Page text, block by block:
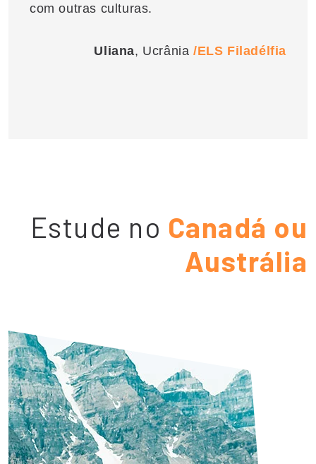
com outras culturas.
Uliana, Ucrânia /ELS Filadélfia
Estude no Canadá ou
Austrália